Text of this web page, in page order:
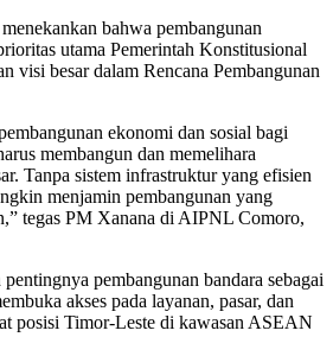
bahwa pembangunan
utama Pemerintah Konstitusional
visi besar dalam Rencana Pembangunan
ekonomi dan sosial bagi
membangun dan memelihara
Tanpa sistem infrastruktur yang efisien
menjamin pembangunan yang
tegas PM Xanana di AIPNL Comoro,
pembangunan bandara sebagai
akses pada layanan, pasar, dan
posisi Timor-Leste di kawasan ASEAN